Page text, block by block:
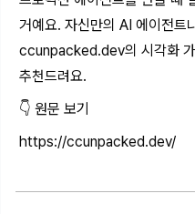
거예요. 자신만의 AI 에이전트
ccunpacked.dev의 시각화
추천드려요.
👇 원문 보기
https://ccunpacked.dev/​​​​​​​​​​​​​​​​